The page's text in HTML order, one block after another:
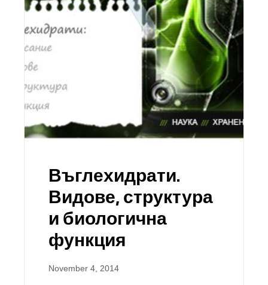
Въглехидрати.
Видове, структура
и биологична
функция
November 4, 2014